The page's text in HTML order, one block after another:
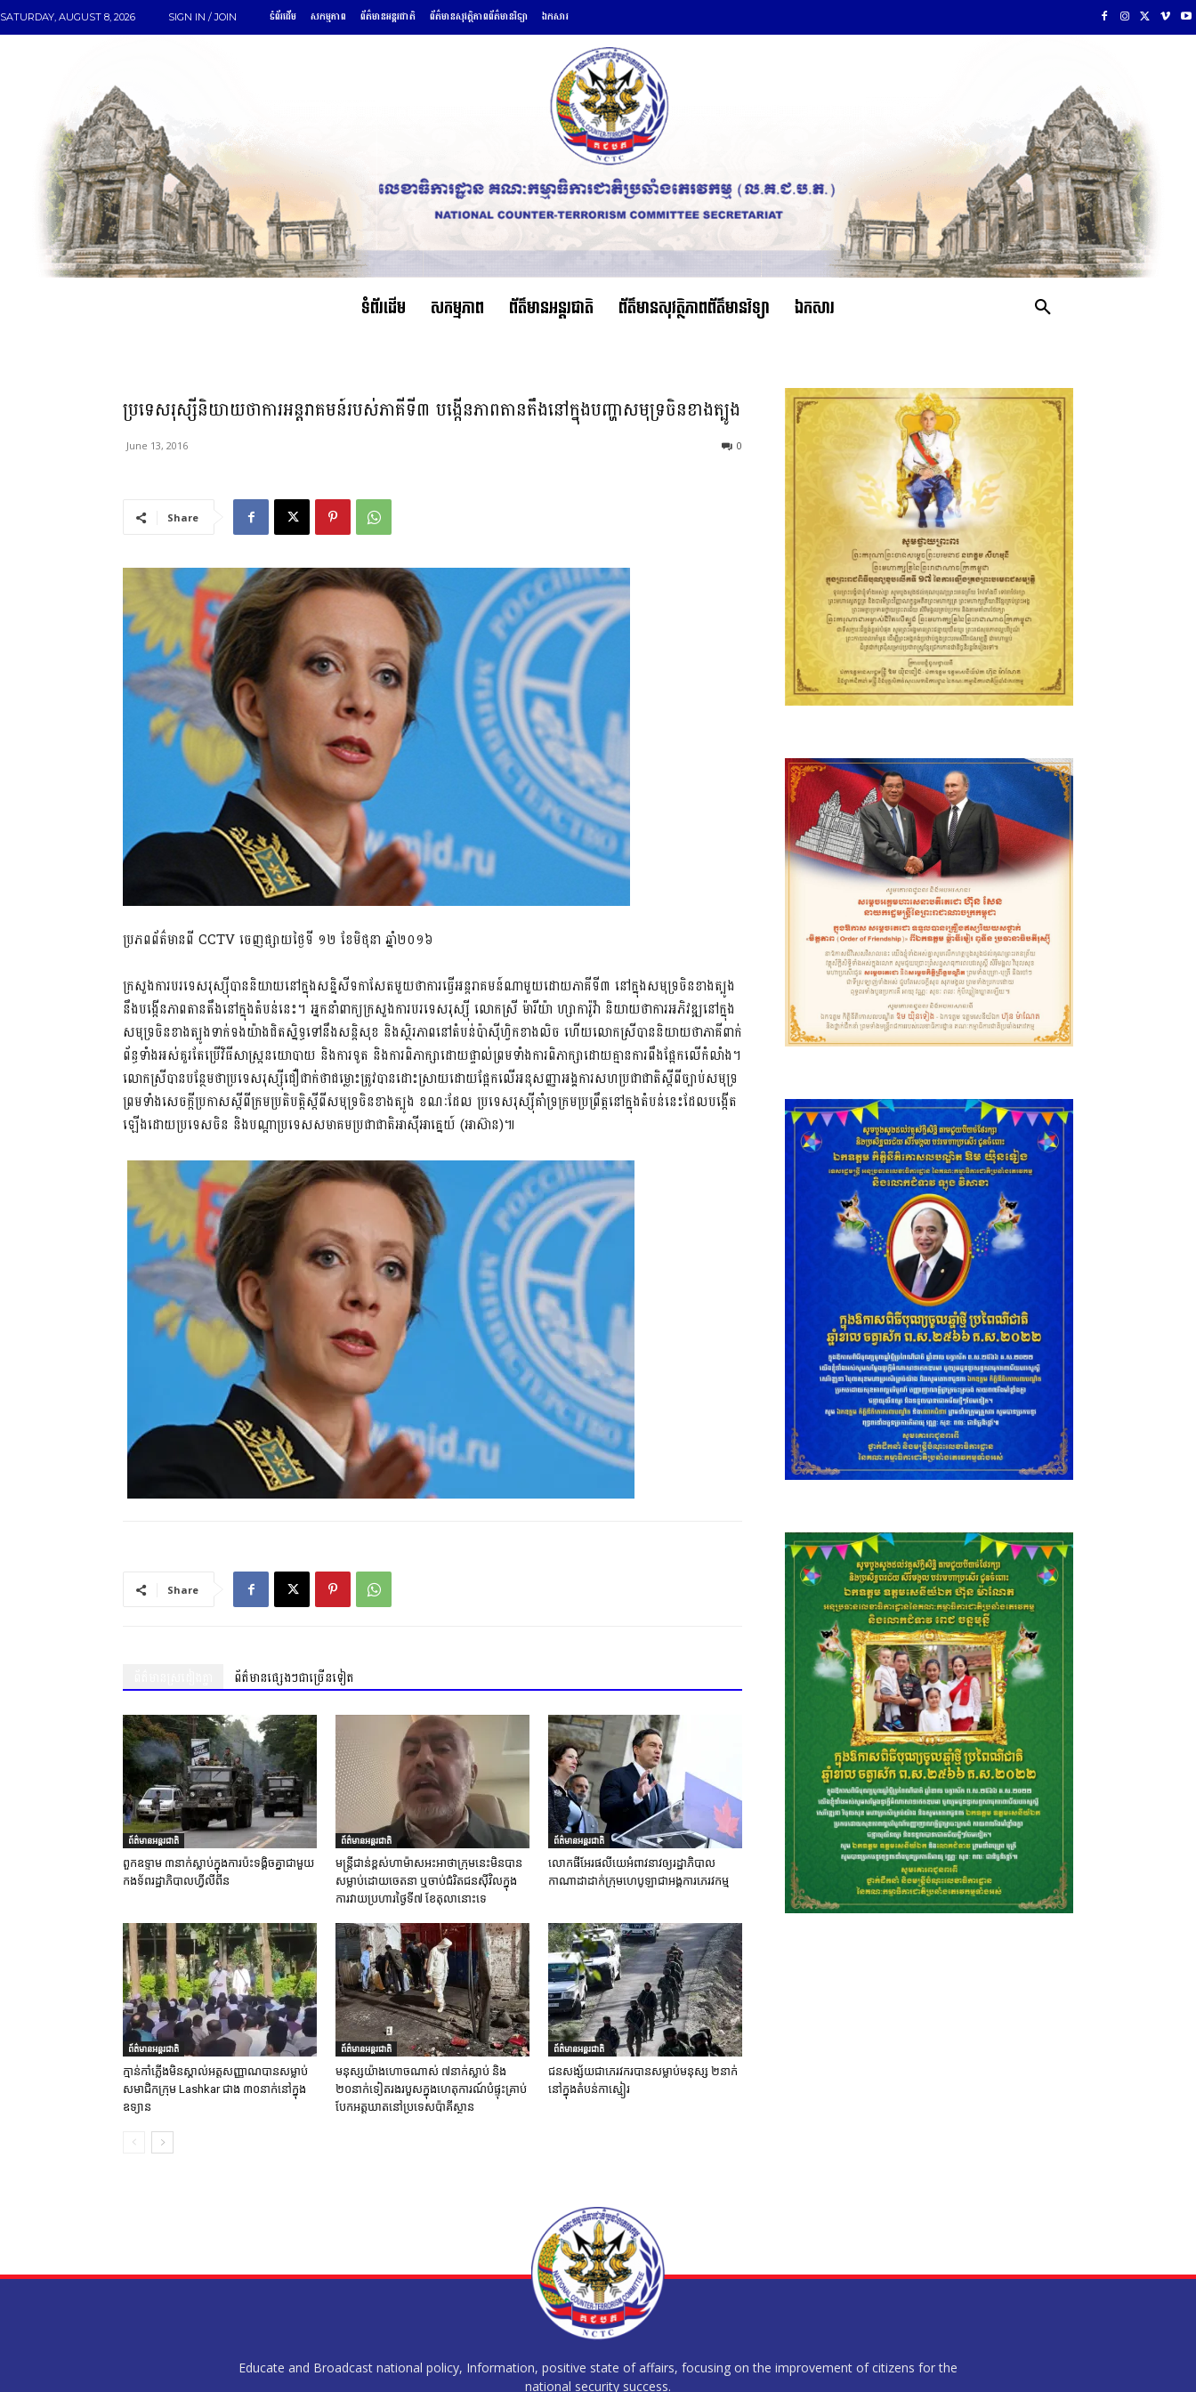
SATURDAY, AUGUST 8, 2026 SIGN IN / JOIN ទំព័រដើម សកម្មភាព ព័ត៌មានអន្តរជាតិ ព័ត៌មានសុវត្ថិភាពព័ត៌មានវិទ្យា ឯកសារ
ទំព័រដើម សកម្មភាព ព័ត៌មានអន្តរជាតិ ព័ត៌មានសុវត្ថិភាពព័ត៌មានវិទ្យា ឯកសារ
ប្រទេសរុស្សីនិយាយថាការអន្តរាគមន៍របស់ភាគីទី៣ បង្កើនភាពតានតឹង​នៅក្នុងបញ្ហាសមុទ្រចិនខាងត្បូង
June 13, 2016 0
Share
ប្រភពព័ត៌មានពី CCTV ចេញផ្សាយថ្ងៃទី ១២ ខែមិថុនា ឆ្នាំ២០១៦
ក្រសួងការបរទេសរុស្ស៊ីបាននិយាយនៅក្នុងសន្និសីទកាសែតមួយថាការធ្វើអន្តរាគមន៍ណាមួយដោយភាគីទី៣ នៅក្នុងសមុទ្រចិនខាងត្បូង
នឹងបង្កើនភាពតានតឹងនៅក្នុងតំបន់នេះ។ អ្នកនាំពាក្យក្រសួងការបរទេសរុស្ស៊ី លោកស្រី ម៉ារីយ៉ា ហ្សាការ៉ូវ៉ា និយាយថាការអភិវឌ្ឍនៅក្នុង
សមុទ្រចិនខាងត្បូងទាក់ទងយ៉ាងជិតស្និទ្ធទៅនឹងសន្តិសុខ និងស្ថិរភាពនៅតំបន់ប៉ាស៊ីហ្វិកខាងលិច ហើយលោកស្រីបាននិយាយថាភាគីពាក់
ព័ន្ធទាំងអស់គួរតែប្រើវិធីសាស្រ្តនយោបាយ និងការទូត និងការពិភាក្សាដោយផ្ទាល់ព្រមទាំងការពិភាក្សាដោយគ្មានការពឹងផ្អែកលើកំលាំង។
លោកស្រីបានបន្ថែមថាប្រទេសរុស្ស៊ីជឿជាក់ថាជម្លោះត្រូវបានដោះស្រាយដោយផ្អែកលើអនុសញ្ញាអង្គការសហប្រជាជាតិស្តីពីច្បាប់សមុទ្រ
ព្រមទាំងសេចក្តីប្រកាសស្តីពីក្រមប្រតិបត្តិស្តីពីសមុទ្រចិនខាងត្បូង ខណៈដែល ប្រទេសរុស្ស៊ីគាំទ្រក្រមប្រព្រឹត្ដនៅក្នុងតំបន់នេះដែលបង្កើត
ឡើងដោយប្រទេសចិន និងបណ្តាប្រទេសសមាគមប្រជាជាតិអាស៊ីអាគ្នេយ៍ (អាស៊ាន)៕
Share
ព័ត៌មានផ្សេងៗជាច្រើនទៀត
ព័ត៌មានអន្តរជាតិ
ពួកឧទ្ទាម ៣នាក់ស្លាប់ក្នុងការប៉ះទង្គិចគ្នាជាមួយ
កងទ័ពរដ្ឋាភិបាលហ្វីលីពីន
ព័ត៌មានអន្តរជាតិ
មន្ត្រីជាន់ខ្ពស់ហាម៉ាសអះអាថាក្រុមនេះមិនបាន
សម្លាប់ដោយចេតនា ឬចាប់ជំរិតជនស៊ីវិលក្នុង
ការវាយប្រហារថ្ងៃទី៧ ខែតុលានោះទេ
ព័ត៌មានអន្តរជាតិ
លោកផីអែរផលីយេអំពាវនាវឲ្យរដ្ឋាភិបាល
កាណាដាដាក់ក្រុមហេបូឡាជាអង្គការភេរវកម្ម
ព័ត៌មានអន្តរជាតិ
ក្មាន់កាំភ្លើងមិនស្គាល់អត្តសញ្ញាណបានសម្លាប់
សមាជិកក្រុម Lashkar ជាង ៣០នាក់នៅក្នុង
ឧទ្យាន
ព័ត៌មានអន្តរជាតិ
មនុស្សយ៉ាងហោចណាស់ ៧នាក់ស្លាប់ និង
២០នាក់ទៀតរងរបួសក្នុងហេតុការណ៍បំផ្ទុះគ្រាប់
បែកអត្តឃាតនៅប្រទេសប៉ាគីស្ថាន
ព័ត៌មានអន្តរជាតិ
ជនសង្ស័យជាភេរវករបានសម្លាប់មនុស្ស ២នាក់
នៅក្នុងតំបន់កាស្មៀរ
Educate and Broadcast national policy, Information, positive state of affairs, focusing on the improvement of citizens for the
national security success.